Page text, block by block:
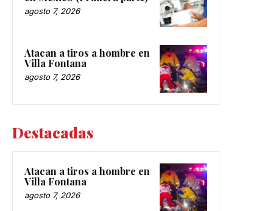
agosto 7, 2026
Atacan a tiros a hombre en
Villa Fontana
agosto 7, 2026
Destacadas
Atacan a tiros a hombre en
Villa Fontana
agosto 7, 2026